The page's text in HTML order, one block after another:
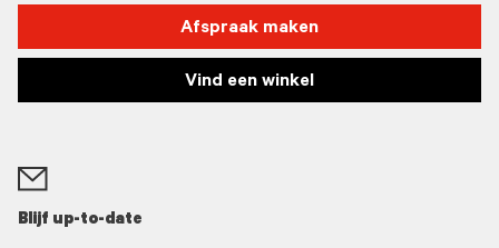
Afspraak maken
Vind een winkel
Blijf up-to-date